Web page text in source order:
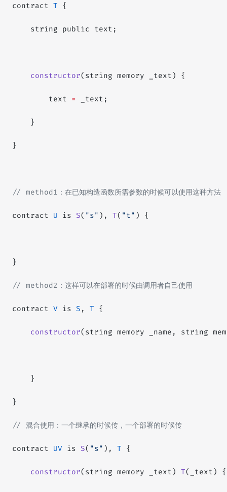
contract T {
string public text;
constructor(string memory _text) {
text = _text;
}
}
// method1：在已知构造函数所需参数的时候可以使用这种方法
contract U is S( "s" ), T( "t" ) {
}
// method2：这样可以在部署的时候由调用者自己使用
contract V is S , T {
constructor(string memory _name, string
}
}
// 混合使用：一个继承的时候传，一个部署的时候传
contract UV is S( "s" ), T {
constructor(string memory _text) T(_text) {